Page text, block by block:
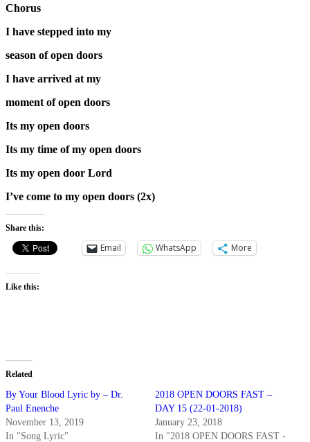
Chorus
I have stepped into my
season of open doors
I have arrived at my
moment of open doors
Its my open doors
Its my time of my open doors
Its my open door Lord
I’ve come to my open doors (2x)
Share this:
Email WhatsApp More
Like this:
Related
By Your Blood Lyric by – Dr.
Paul Enenche
November 13, 2019
In "Song Lyric"
2018 OPEN DOORS FAST –
DAY 15 (22-01-2018)
January 23, 2018
In "2018 OPEN DOORS FAST -